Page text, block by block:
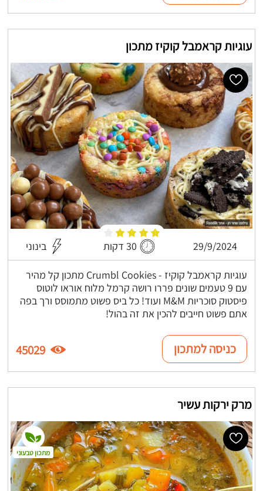
עוגיות קראמבל קוקיז מתכון
29/9/2024 30 דקות בינוני
עוגיות קראמבל קוקיז - Crumbl Cookies מתכון קל מהיר
עם 9 טעמים שונים פררו רושה קרמל מלוח אוראו לוטוס
פיסטוק סוכריות M&M ועוד! כל ביס פשוט מתמוסס ורך בפה
אתם פשוט חייבים להכין את זה בהול!
כניסה למתכון 45029
מרק ירקות עשיר
מתכון טבעוני